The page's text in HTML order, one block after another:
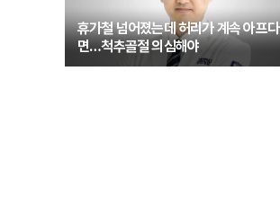
휴가철 넘어졌는데 허리가 계속 아프다
면…척추골절 의심해야